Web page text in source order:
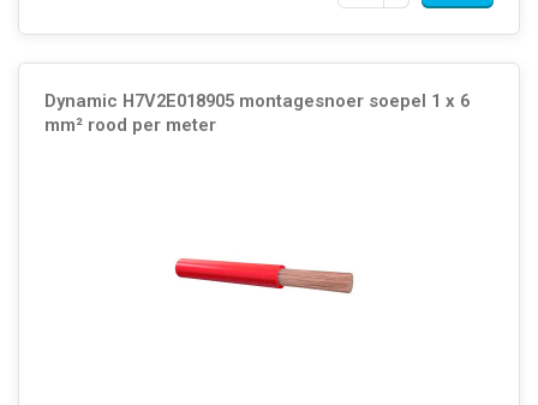
Dynamic H7V2E018905 montagesnoer soepel 1 x 6
mm² rood per meter